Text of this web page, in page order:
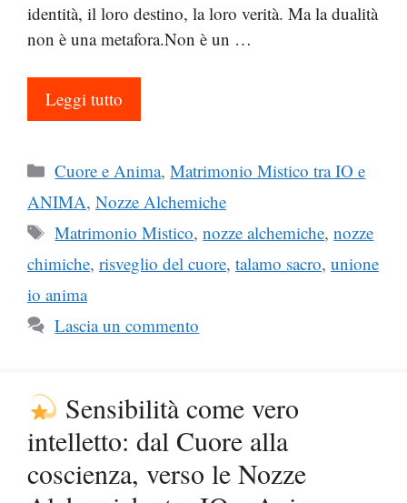
identità, il loro destino, la loro verità. Ma la dualità
non è una metafora.Non è un …
Leggi tutto
Categorie
Cuore e Anima,Matrimonio Mistico tra IO e
ANIMA, Nozze Alchemiche
Tag
Matrimonio Mistico,nozze alchemiche,nozze
chimiche, risveglio del cuore, talamo sacro, unione
io anima
Lascia un commento
Sensibilità come vero
intelletto: dal Cuore alla
coscienza, verso le Nozze